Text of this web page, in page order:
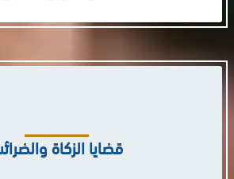
قضايا الزكاة